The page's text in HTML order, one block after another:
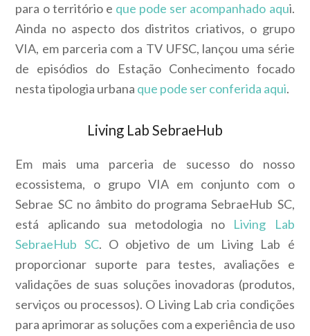
para o território e que pode ser acompanhado aqui.
Ainda no aspecto dos distritos criativos, o grupo
VIA, em parceria com a TV UFSC, lançou uma série
de episódios do Estação Conhecimento focado
nesta tipologia urbana que pode ser conferida aqui.
Living Lab SebraeHub
Em mais uma parceria de sucesso do nosso
ecossistema, o grupo VIA em conjunto com o
Sebrae SC no âmbito do programa SebraeHub SC,
está aplicando sua metodologia no Living Lab
SebraeHub SC. O objetivo de um Living Lab é
proporcionar suporte para testes, avaliações e
validações de suas soluções inovadoras (produtos,
serviços ou processos). O Living Lab cria condições
para aprimorar as soluções com a experiência de uso